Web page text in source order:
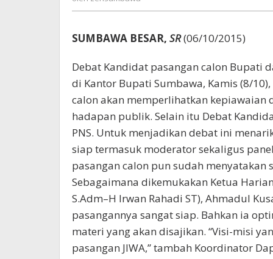
SUMBAWA BESAR, SR(06/10/2015)
Debat Kandidat pasangan calon Bupati
di Kantor Bupati Sumbawa, Kamis (8/
calon akan memperlihatkan kepiawaian
hadapan publik. Selain itu Debat
PNS. Untuk menjadikan debat ini
siap termasuk moderator sekaligus
pasangan calon pun sudah
Sebagaimana dikemukakan Ketua
S.Adm–H Irwan Rahadi ST), Ahmadul
pasangannya sangat siap. Bahkan ia
materi yang akan disajikan. “Visi-misi
pasangan JIWA,’’ tambah Koordinator